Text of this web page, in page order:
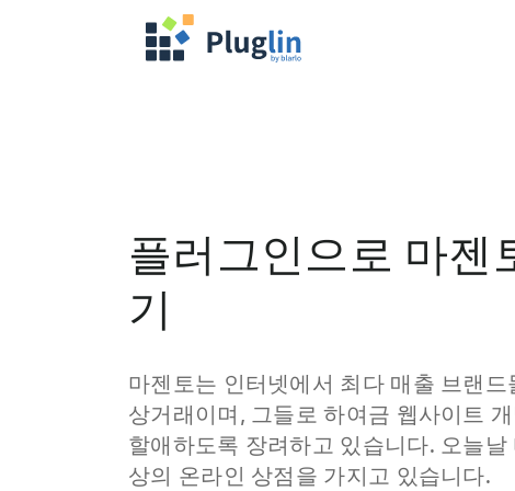
플러그인으로 마젠
기
마젠토는 인터넷에서 최다 매출 브랜
상거래이며, 그들로 하여금 웹사이트
할애하도록 장려하고 있습니다. 오늘날
상의 온라인 상점을 가지고 있습니다.